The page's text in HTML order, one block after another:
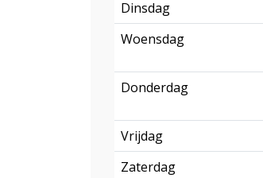
Dinsdag
Woensdag
Donderdag
Vrijdag
Zaterdag